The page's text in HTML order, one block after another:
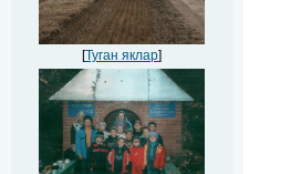
[Туган яклар]